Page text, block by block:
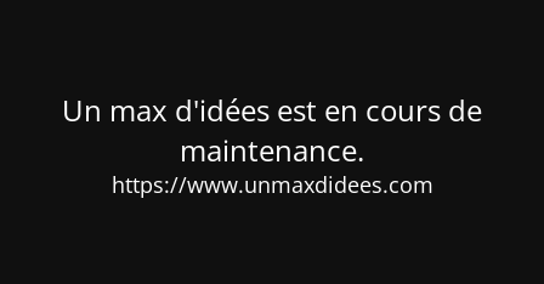
Un max d'idées est en cours de
maintenance.
https://www.unmaxdidees.com